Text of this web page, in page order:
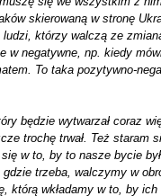
skierowaną w stronę
którzy walczą ze
w negatywne, np. kiedy
To taka pozytywno-
będzie wytwarzał coraz
trochę trwał. Też staram
w to, by to nasze bycie
trzeba, walczymy w
którą wkładamy w to, by